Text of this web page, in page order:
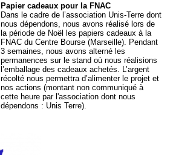
Papier cadeaux pour la FNAC
Dans le cadre de l’association Unis-Terre dont
nous dépendons, nous avons réalisé lors de
la période de Noël les papiers cadeaux à la
FNAC du Centre Bourse (Marseille). Pendant
3 semaines, nous avons alterné les
permanences sur le stand où nous réalisions
l’emballage des cadeaux achetés. L’argent
récolté nous permettra d’alimenter le projet et
nos actions (montant non communiqué à
cette heure par l'association dont nous
dépendons : Unis Terre).